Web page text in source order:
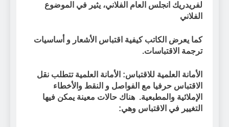
لفريدريك انجلس العام الفلاني، يثير في الموضوع
الفلاني
كما يعرض الكاتب كيفية اقتباس الأشعار و أساسيات
ترجمة الاقتباسات.
الأمانة العلمية للاقتباس: الأمانة العلمية تتطلب نقل
الاقتباس حرفيا مع الفواصل و النقط والأخطاء
الإملائية والمطبعية. هناك حالات معينة يمكن فيها
التغيير في الاقتباس وهي: